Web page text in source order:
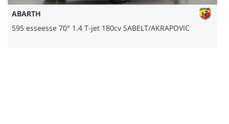
AKRAPOVIC
Punto HGT 1.8 16V 131cv 3p